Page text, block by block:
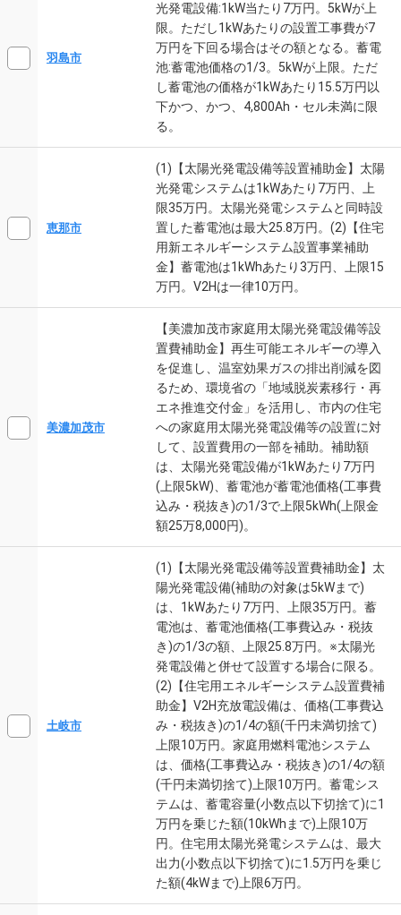
羽島市
光発電設備:1kW当たり7万円。5kWが上
限。ただし1kWあたりの設置工事費が7
万円を下回る場合はその額となる。蓄電
池:蓄電池価格の1/3。5kWが上限。ただ
し蓄電池の価格が1kWあたり15.5万円以
下かつ、かつ、4,800Ah・セル未満に限
る。
恵那市
(1)【太陽光発電設備等設置補助金】太陽
光発電システムは1kWあたり7万円、上
限35万円。太陽光発電システムと同時設
置した蓄電池は最大25.8万円。(2)【住宅
用新エネルギーシステム設置事業補助
金】蓄電池は1kWhあたり3万円、上限15
万円。V2Hは一律10万円。
美濃加茂市
【美濃加茂市家庭用太陽光発電設備等設
置費補助金】再生可能エネルギーの導入
を促進し、温室効果ガスの排出削減を図
るため、環境省の「地域脱炭素移行・再
エネ推進交付金」を活用し、市内の住宅
への家庭用太陽光発電設備等の設置に対
して、設置費用の一部を補助。補助額
は、太陽光発電設備が1kWあたり7万円
(上限5kW)、蓄電池が蓄電池価格(工事費
込み・税抜き)の1/3で上限5kWh(上限金
額25万8,000円)。
土岐市
(1)【太陽光発電設備等設置費補助金】太
陽光発電設備(補助の対象は5kWまで)
は、1kWあたり7万円、上限35万円。蓄
電池は、蓄電池価格(工事費込み・税抜
き)の1/3の額、上限25.8万円。※太陽光
発電設備と併せて設置する場合に限る。
(2)【住宅用エネルギーシステム設置費補
助金】V2H充放電設備は、価格(工事費込
み・税抜き)の1/4の額(千円未満切捨て)
上限10万円。家庭用燃料電池システム
は、価格(工事費込み・税抜き)の1/4の額
(千円未満切捨て)上限10万円。蓄電シス
テムは、蓄電容量(小数点以下切捨て)に1
万円を乗じた額(10kWhまで)上限10万
円。住宅用太陽光発電システムは、最大
出力(小数点以下切捨て)に1.5万円を乗じ
た額(4kWまで)上限6万円。